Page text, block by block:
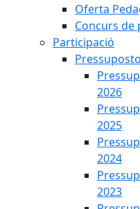
Oferta
Concurs
Participació
2026
2025
2024
2023